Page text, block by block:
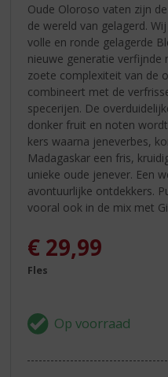
Oude Oloroso vaten zijn
de wereld van gelagerd.
volle en ronde gelagerde
nieuwe generatie verfijnde
zoete complexiteit van de
combineert met de
specerijen. De
donker fruit en noten
kers waarna jeneverbes,
Madagaskar een fris,
unieke oude jenever. Een
avontuurlijke ontdekkers.
vooral ook in de mix met
€ 29,99
Fles